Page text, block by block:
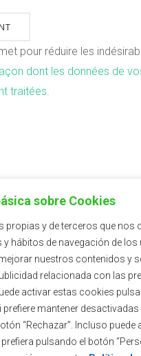
sobre Cookies
propias y de terceros que nos
hábitos de navegación de los
nuestros contenidos y
relacionada con las
activar estas cookies
prefiere mantener
“Rechazar”. Incluso puede
pulsando el botón
pour réduire les
dont les données de
traitées.